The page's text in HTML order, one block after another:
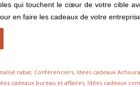
qui touchent le cœur de votre cible
en faire les cadeaux de votre
rabat, Conférenciers, Idées cadeaux
cadeaux bureau et affaires, Idées cadeaux